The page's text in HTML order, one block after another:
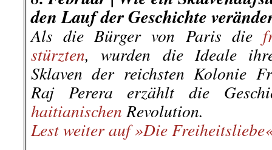
den Lauf der Geschichte
Als die Bürger von Paris die
stürzten, wurden die Ideale
Sklaven der reichsten Kolonie
Raj Perera erzählt die
haitianischen Revolution.
Lest weiter auf »Die